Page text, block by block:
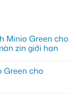
Minio Green cho
zin giới hạn
Green cho